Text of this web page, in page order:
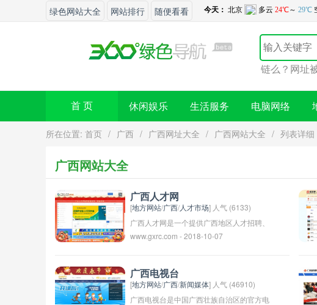
绿色网站大全 网站排行 随便看看
您的网站想要增加外链么？网址被
首 页 休闲娱乐 生活服务 电脑网络
所在位置: 首页 / 广西 / 广西网址大全 / 广西网站大全 / 列表详细
广西网站大全
广西人才网
[地方网站/广西/人才市场] 人气 (6133)
广西人才网是一个提供广西地区人才招聘、
求职信息的在线平台。用户可在该网站上发
进行在线投递简历。广西人才网致力于为企
业和个人提供更好的招聘和求职服务，帮助
他们实现更好的就业和发展机会。
www.gxrc.com - 2018-10-07
广西电视台
[地方网站/广西/新闻媒体] 人气 (46910)
广西电视台是中国广西壮族自治区的官方电